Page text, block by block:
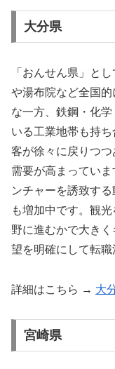
大分県
「おんせん県」と
や湯布院など全国
な一方、鉄鋼・化
いる工業地帯も持
客が徐々に戻りつ
需要が高まってい
ンチャーを誘致す
も増加中です。観
野に進むかで大き
望を明確にして転職
詳細はこちら → 大
宮崎県